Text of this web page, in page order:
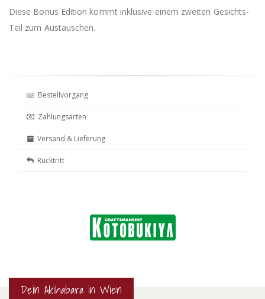
Diese Bonus Edition kommt inklusive einem zweiten Gesichts-
Teil zum Austauschen.
Bestellvorgang
Zahlungsarten
Versand & Lieferung
Rücktritt
Dein Akihabara in Wien